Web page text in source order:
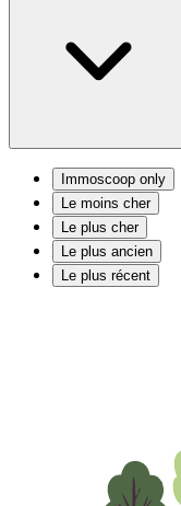
Immoscoop only
Le moins cher
Le plus cher
Le plus ancien
Le plus récent